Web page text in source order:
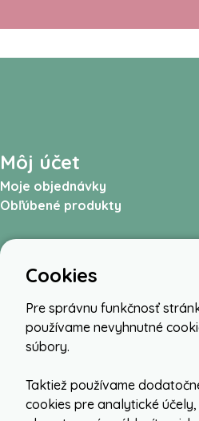
Môj účet
Moje objednávky
Obľúbené produkty
Cookies
Pre správnu funkčnosť
používame nevyhnutné
súbory.
Taktiež používame
cookies pre analytické účely,